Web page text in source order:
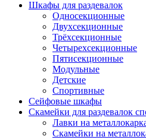
Шкафы для раздевалок
Односекционные
Двухсекционные
Трёхсекционные
Четырехсекционные
Пятисекционные
Модульные
Детские
Спортивные
Сейфовые шкафы
Скамейки для раздевалок
Лавки на
Скамейки на